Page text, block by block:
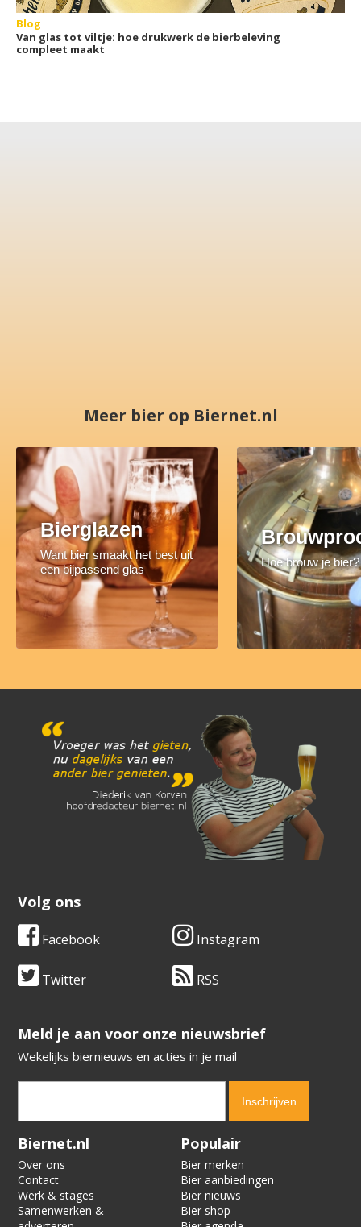
Blog
Van glas tot viltje: hoe drukwerk de bierbeleving
compleet maakt
Meer bier op Biernet.nl
Bierglazen
Want bier smaakt het best uit
een bijpassend glas
Hoe brouw je bier?
Volg ons
Facebook Instagram
Twitter RSS
​​​​​​​Meld je aan voor onze nieuwsbrief
Wekelijks biernieuws en acties in je mail
Verification code:
Biernet.nl
Over ons
Contact
Werk & stages
Samenwerken &
Populair
Bier merken
Bier aanbiedingen
Bier nieuws
Bier shop